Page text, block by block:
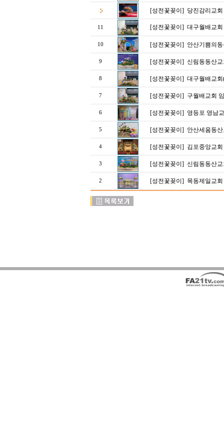
[성전꽃꽂이] 당진감리교
11 [성전꽃꽂이] 대구월배교
10 [성전꽃꽂이] 안산기쁨의
9 [성전꽃꽂이] 신림동동산
8 [성전꽃꽂이] 대구월배교
7 [성전꽃꽂이] 구월배교회
6 [성전꽃꽂이] 영등포 영남
5 [성전꽃꽂이] 안산세움동
4 [성전꽃꽂이] 김포중앙교
3 [성전꽃꽂이] 신림동동산
2 [성전꽃꽂이] 목동제일교